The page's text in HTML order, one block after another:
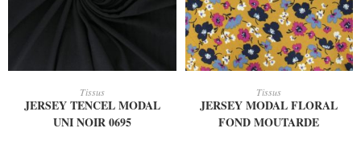
Tissus
JERSEY TENCEL MODAL
UNI NOIR 0695
Tissus
JERSEY MODAL FLORAL
FOND MOUTARDE